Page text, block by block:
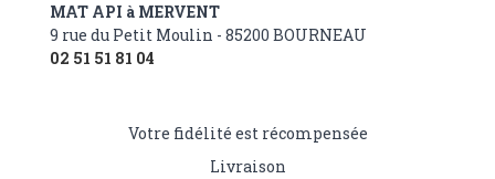
MAT API à MERVENT
9 rue du Petit Moulin - 85200 BOURNEAU
02 51 51 81 04
Votre fidélité est récompensée
Livraison